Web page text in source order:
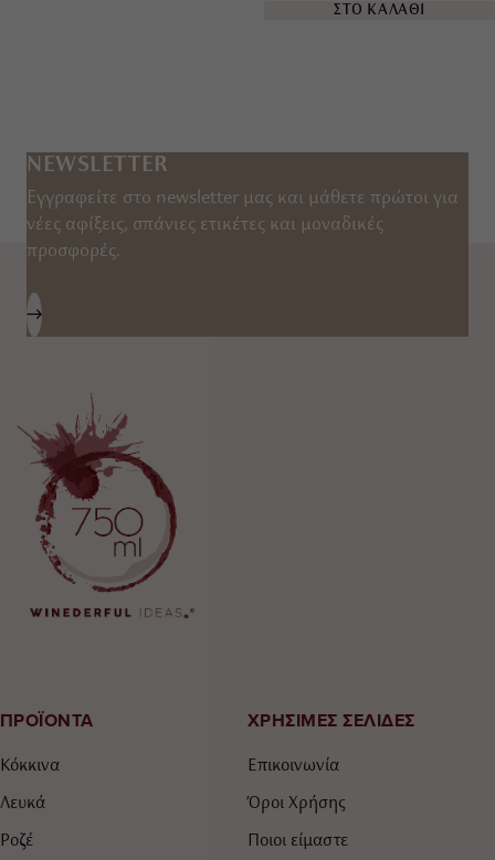
ΣΤΟ ΚΑΛΑΘΙ
NEWSLETTER
Εγγραφείτε στο newsletter μας και μάθετε πρώτοι για
νέες αφίξεις, σπάνιες ετικέτες και μοναδικές
προσφορές.
ΠΡΟΪΟΝΤΑ
Κόκκινα
Λευκά
Ροζέ
ΧΡΗΣΙΜΕΣ ΣΕΛΙΔΕΣ
Επικοινωνία
Όροι Χρήσης
Ποιοι είμαστε